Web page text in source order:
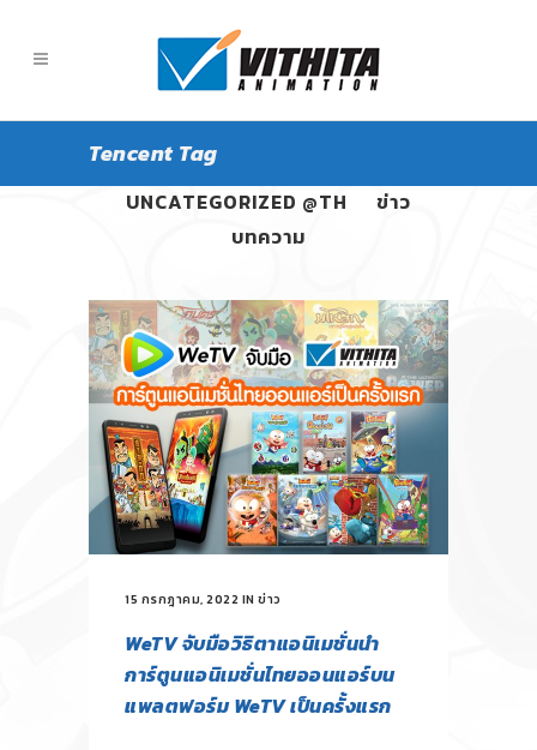
Tencent Tag
ALL
UNCATEGORIZED @TH
ข่าว
บทความ
15 กรกฎาคม, 2022 IN ข่าว
WeTV จับมือวิธิตาแอนิเมชั่นนำ
การ์ตูนแอนิเมชั่นไทยออนแอร์บน
แพลตฟอร์ม WeTV เป็นครั้งแรก